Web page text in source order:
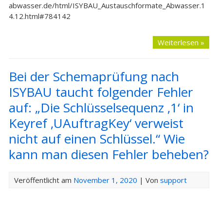
abwasser.de/html/ISYBAU_Austauschformate_Abwasser.1
4.12.html#784142
Weiterlesen »
Bei der Schemaprüfung nach
ISYBAU taucht folgender Fehler
auf: „Die Schlüsselsequenz ‚1‘ in
Keyref ‚UAuftragKey‘ verweist
nicht auf einen Schlüssel.“ Wie
kann man diesen Fehler beheben?
Veröffentlicht am November 1, 2020 | Von support